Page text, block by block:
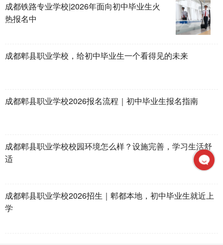
成都铁路专业学校|2026年面向初中毕业生火
热报名中
成都郫县职业学校，给初中毕业生一个看得见的未来
成都郫县职业学校2026报名流程｜初中毕业生报名指南
成都郫县职业学校校园环境怎么样？设施完善，学习生活舒
适
成都郫县职业学校2026招生｜郫都本地，初中毕业生就近上
学